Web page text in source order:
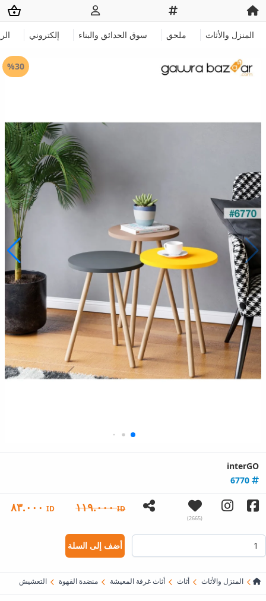
المنزل والأثاث ملحق سوق الحدائق والبناء إلكتروني
%30
interGO
(2665)
ID١١٩.٠٠٠ ID
أضف إلى السلة
المنزل والأثاث أثاث أثاث غرفة المعيشة منضدة القهوة التعشيش